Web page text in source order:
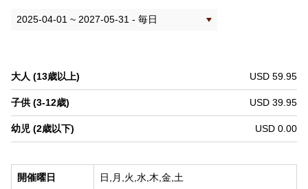
大人 (13歳以上) USD 59.95
子供 (3-12歳) USD 39.95
幼児 (2歳以下) USD 0.00
開催曜日 日,月,火,水,木,金,土